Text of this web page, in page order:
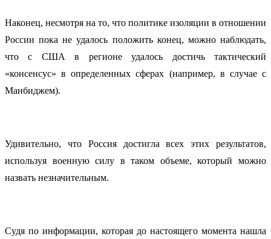
Наконец, несмотря на то, что политике изоляции в отношении
России пока не удалось положить конец, можно наблюдать,
что с США в регионе удалось достичь тактический
«консенсус» в определенных сферах (например, в случае с
Манбиджем).
Удивительно, что Россия достигла всех этих результатов,
используя военную силу в таком объеме, который можно
назвать незначительным.
Судя по информации, которая до настоящего момента нашла